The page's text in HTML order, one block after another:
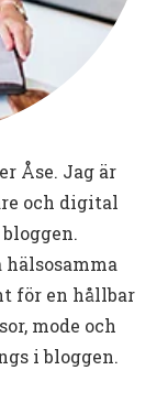
Åse. Jag är
och digital
för en hållbar
mode och
i bloggen.